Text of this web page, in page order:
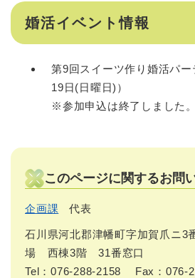
婚活イベント情報
第9回スイーツ作り婚活パ
19日(日曜日)）
※参加申込は終了しました。
このページに関するお問
企画課 代表
石川県河北郡津幡町字加賀爪ニ
場 西棟3階 31番窓口
Tel：076-288-2158
Fax：076-